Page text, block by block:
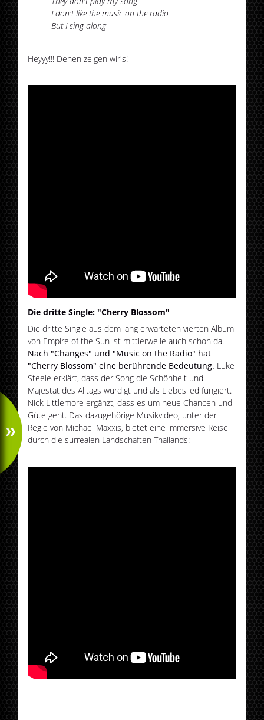
I don't like the music on the radio
But I sing along
Heyyy!!! Denen zeigen wir's!
Die dritte Single: "Cherry Blossom"
Die dritte Single aus dem lang erwarteten vierten Album
von Empire of the Sun ist mittlerweile auch schon da.
Nach "Changes" und "Music on the Radio" hat
"Cherry Blossom" eine berührende Bedeutung. Luke
Steele erklärt, dass der Song die Schönheit und
Majestät des Alltags würdigt und als Liebeslied fungiert.
Nick Littlemore ergänzt, dass es um neue Chancen und
Güte geht. Das dazugehörige Musikvideo, unter der
Regie von Michael Maxxis, bietet eine immersive Reise
durch die surrealen Landschaften Thailands: